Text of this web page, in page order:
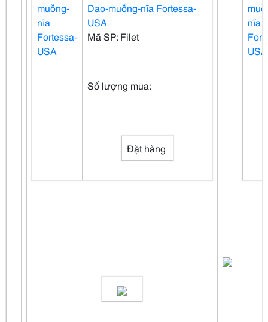
Dao-muỗng-nĩa Fortessa-
USA
Mã SP: Filet
Số lượng mua:
Đặt hàng